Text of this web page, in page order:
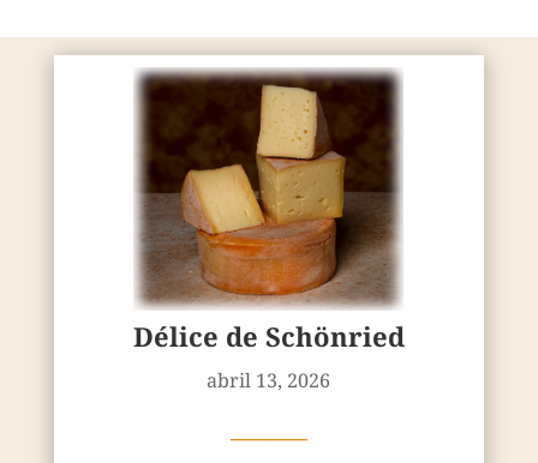
Délice de Schönried
abril 13, 2026
————